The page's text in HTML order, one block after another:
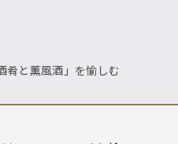
肴と薫風酒」を愉しむ